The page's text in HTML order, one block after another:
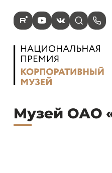
R Y V s p
Музей ОАО